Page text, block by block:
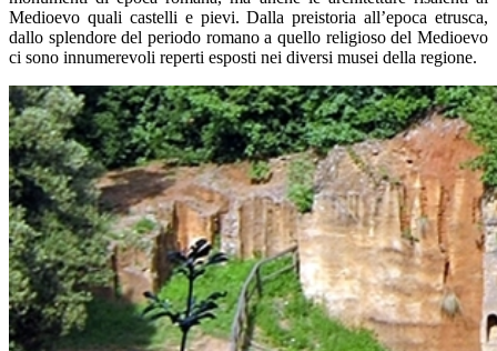
Medioevo quali castelli e pievi. Dalla preistoria all’epoca etrusca,
dallo splendore del periodo romano a quello religioso del Medioevo
ci sono innumerevoli reperti esposti nei diversi musei della regione.